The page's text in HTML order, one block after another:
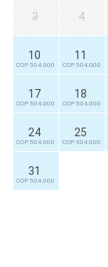
3 4
10
COP 504.000
11
COP 504.000
17
COP 504.000
18
COP 504.000
24
COP 504.000
25
COP 504.000
31
COP 504.000